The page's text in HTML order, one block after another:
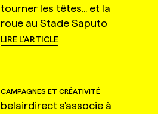
tourner les têtes... et la
roue au Stade Saputo
LIRE L'ARTICLE
CAMPAGNES ET CRÉATIVITÉ
belairdirect s'associe à